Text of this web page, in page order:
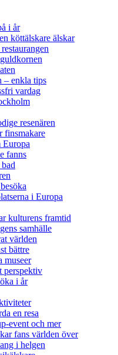
i år
köttälskare älskar
– enkla tips
vardag
resenären
finsmakare
Europa
fanns
i Europa
kulturens framtid
samhälle
världen
bättre
museer
perspektiv
i år
en resa
event och mer
fans världen över
i helgen